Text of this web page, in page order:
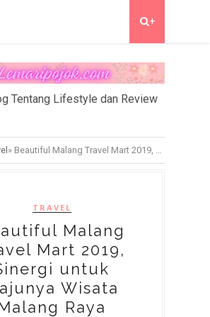
+
Tentang Lifestyle dan Review
» Beautiful Malang Travel Mart 2019, Sinergi untuk Majunya Wisata Malang Raya
TRAVEL
Malang
Mart 2019,
untuk
Wisata
Raya